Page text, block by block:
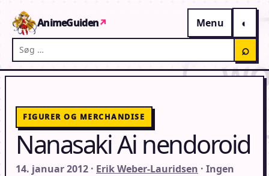
AnimeGuiden↗
Menu
Søg på AnimeGuiden
⌕
FIGURER OG MERCHANDISE
Nanasaki Ai nendoroid
14. januar 2012 · Erik Weber-Lauridsen · Ingen